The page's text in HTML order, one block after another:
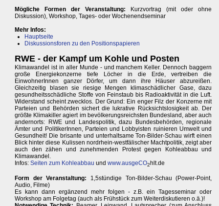
Mögliche Formen der Veranstaltung: Kurzvortrag (mit oder ohne
Diskussion), Workshop, Tages- oder Wochenendseminar
Mehr Infos:
Hauptseite
Diskussionsforen zu den Positionspapieren
RWE - der Kampf um Kohle und Posten
Klimawandel ist in aller Munde - und manchem Keller. Dennoch baggern
große Energiekonzerne tiefe Löcher in die Erde, vertreiben die
EinwohnerInnen ganzer Dörfer, um dann ihre Häuser abzureißen.
Gleichzeitig blasen sie riesige Mengen klimaschädlicher Gase, dazu
gesundheitsschädliche Stoffe von Feinstaub bis Radioaktivität in die Luft.
Widerstand scheint zwecklos. Der Grund: Ein enger Filz der Konzerne mit
Parteien und Behörden sichert die lukrative Rücksichtslosigkeit ab. Der
größte Klimakiller agiert im bevölkerungsreichsten Bundesland, aber auch
andernorts: RWE und Landespolitik, dazu Bundesbehörden, regionale
Ämter und PolitikerInnen, Parteien und Lobbyisten ruinieren Umwelt und
Gesundheit! Die brisante und unterhaltsame Ton-Bilder-Schau wirft einen
Blick hinter diese Kulissen nordrhein-westfälischer Machtpolitik, zeigt aber
auch den zähen und zunehmenden Protest gegen Kohleabbau und
Klimawandel.
Infos: Seiten zum Kohleabbau und www.ausgeCO2 hlt.de
Form der Veranstaltung: 1,5stündige Ton-Bilder-Schau (Power-Point,
Audio, Filme)
Es kann dann ergänzend mehr folgen - z.B. ein Tagesseminar oder
Workshop am Folgetag (auch als Frühstück zum Weiterdiskutieren o.ä.)!